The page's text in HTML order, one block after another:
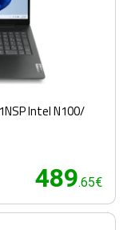
Intel N100/
489.65€